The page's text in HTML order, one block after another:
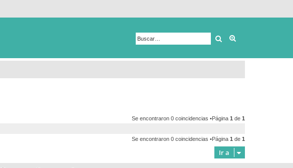
Buscar
Se encontraron 0 coincidencias •Página 1 de 1
Se encontraron 0 coincidencias •Página 1 de 1
Ir a